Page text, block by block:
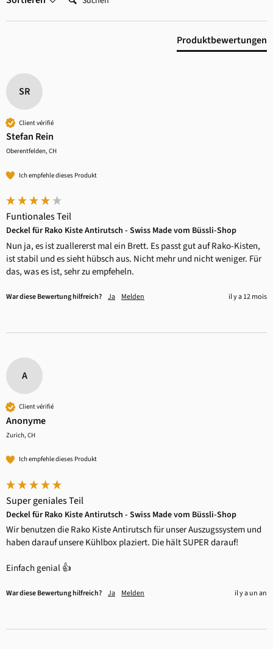
Produktbewertungen
SR
Client vérifié
Stefan Rein
Oberentfelden, CH
Ich empfehle dieses Produkt
Funtionales Teil
Deckel für Rako Kiste Antirutsch - Swiss Made vom Büssli-Shop
Nun ja, es ist zuallererst mal ein Brett. Es passt gut auf Rako-Kisten,
ist stabil und es sieht hübsch aus. Nicht mehr und nicht weniger. Für
das, was es ist, sehr zu empfeheln.
War diese Bewertung hilfreich? Ja Melden il y a 12 mois
A
Client vérifié
Anonyme
Zurich, CH
Ich empfehle dieses Produkt
Super geniales Teil
Deckel für Rako Kiste Antirutsch - Swiss Made vom Büssli-Shop
Wir benutzen die Rako Kiste Antirutsch für unser Auszugssystem und
haben darauf unsere Kühlbox plaziert. Die hält SUPER darauf!
Einfach genial 👍
War diese Bewertung hilfreich? Ja Melden il y a un an